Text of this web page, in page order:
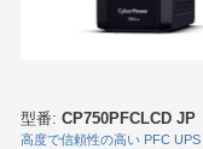
型番: CP750PFCLCD JP
高度で信頼性の高い PFC UPS